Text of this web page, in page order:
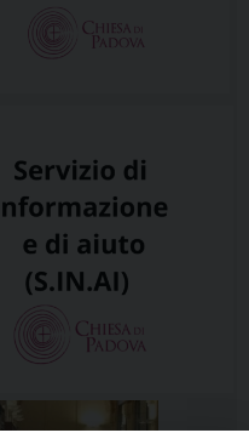
Superiore di
Religiose, ha nominato
Voltolin per il
prende il posto di don
nominato Direttore il
della fede”
dalla prima